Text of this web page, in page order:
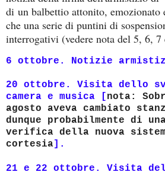
di un balbettio attonito, emozionato
che una serie di puntini di
interrogativi (vedere nota del 5, 6, 7
6 ottobre. Notizie
20 ottobre. Visita dello
camera e musica [ nota:
agosto aveva cambiato
dunque probabilmente di
verifica della nuova
cortesia ].
21 e 22 ottobre. Visita del